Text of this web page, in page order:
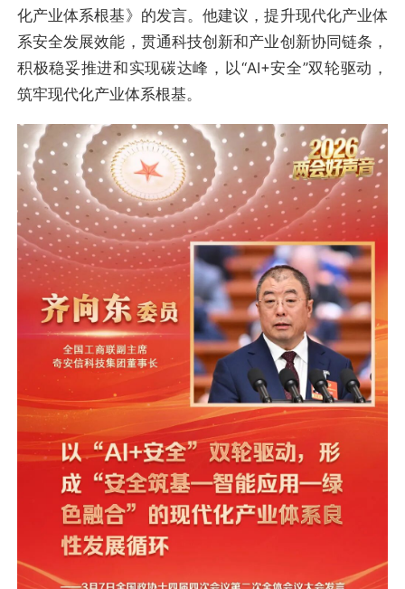
化产业体系根基》的发言。他建议，提升现代化产业体
系安全发展效能，贯通科技创新和产业创新协同链条，
积极稳妥推进和实现碳达峰，以“AI+安全”双轮驱动，
筑牢现代化产业体系根基。